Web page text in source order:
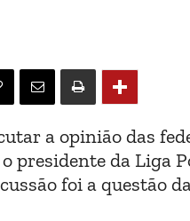
a opinião das
presidente da Liga
foi a questão